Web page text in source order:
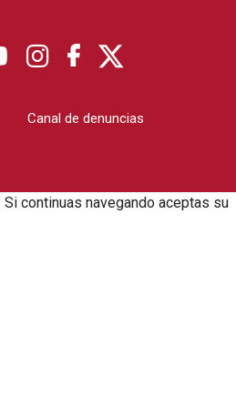
Canal de denuncias
continuas navegando aceptas su